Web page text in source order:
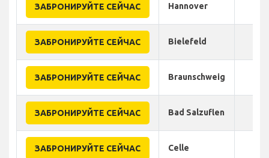
ЗАБРОНИРУЙТЕ СЕЙЧАС Hannover
ЗАБРОНИРУЙТЕ СЕЙЧАС Bielefeld
ЗАБРОНИРУЙТЕ СЕЙЧАС Braunschweig
ЗАБРОНИРУЙТЕ СЕЙЧАС Bad Salzuflen
ЗАБРОНИРУЙТЕ СЕЙЧАС Celle